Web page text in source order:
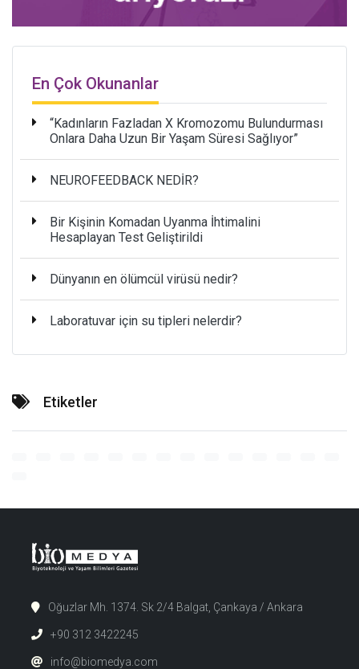
En Çok Okunanlar
“Kadınların Fazladan X Kromozomu Bulundurması
Onlara Daha Uzun Bir Yaşam Süresi Sağlıyor”
NEUROFEEDBACK NEDİR?
Bir Kişinin Komadan Uyanma İhtimalini
Hesaplayan Test Geliştirildi
Dünyanın en ölümcül virüsü nedir?
Laboratuvar için su tipleri nelerdir?
Etiketler
Oğuzlar Mh. 1374. Sk 2/4 Balgat, Çankaya / Ankara
+90 312 3422245
info@biomedya.com